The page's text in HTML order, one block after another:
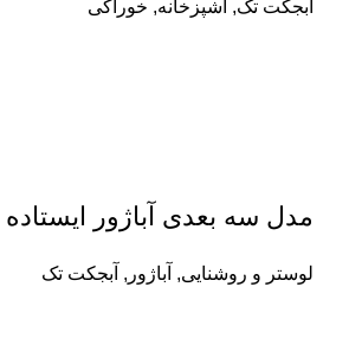
آبجکت تک, آشپزخانه, خوراکی
مدل سه بعدی آباژور ایستاده
لوستر و روشنایی, آباژور , آبجکت تک